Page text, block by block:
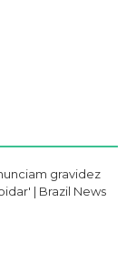
gravidez
| Brazil News